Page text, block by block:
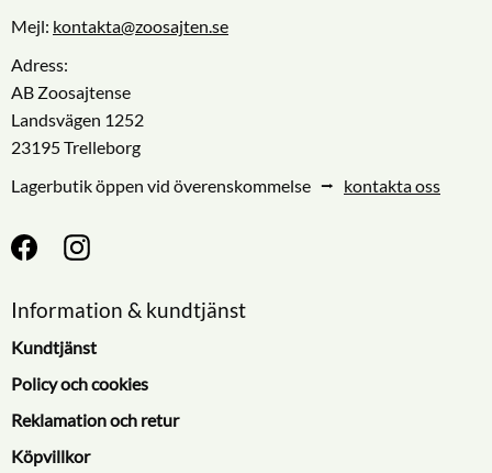
Mejl: kontakta@zoosajten.se
Adress:
AB Zoosajtense
Landsvägen 1252
23195 Trelleborg
Lagerbutik öppen vid överenskommelse ⭢ kontakta oss
Information & kundtjänst
Kundtjänst
Policy och cookies
Reklamation och retur
Köpvillkor